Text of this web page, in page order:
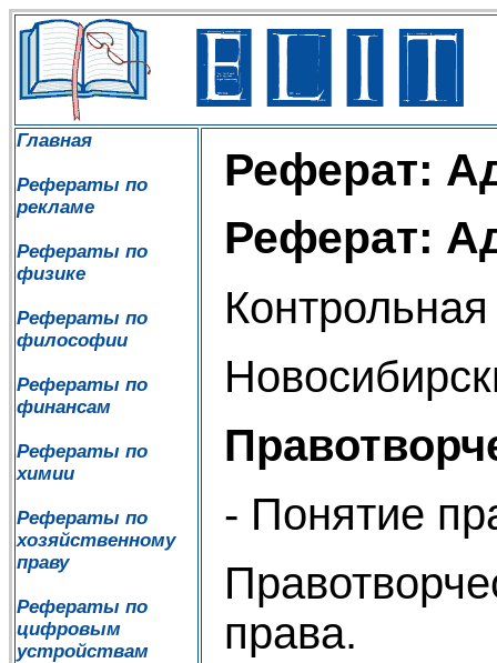
Главная
Рефераты по
рекламе
Рефераты по
физике
Рефераты по
философии
Рефераты по
финансам
Рефераты по
химии
Рефераты по
хозяйственному
праву
Рефераты по
цифровым
устройствам
Реферат:
Реферат:
- Понятие
права.